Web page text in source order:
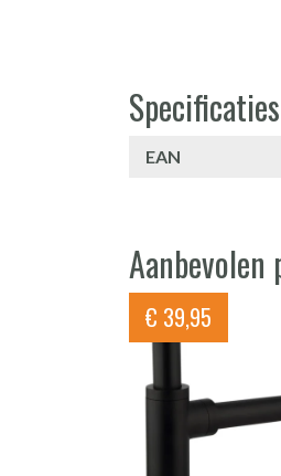
Specificaties
EAN
Aanbevolen
€ 39,95